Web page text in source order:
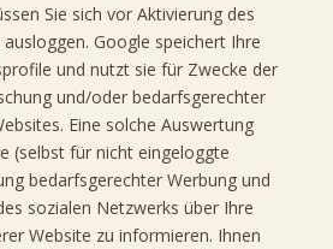
Sie sich vor Aktivierung des
Google speichert Ihre
und nutzt sie für Zwecke der
und/oder bedarfsgerechter
Eine solche Auswertung
(selbst für nicht eingeloggte
bedarfsgerechter Werbung und
sozialen Netzwerks über Ihre
Website zu informieren. Ihnen